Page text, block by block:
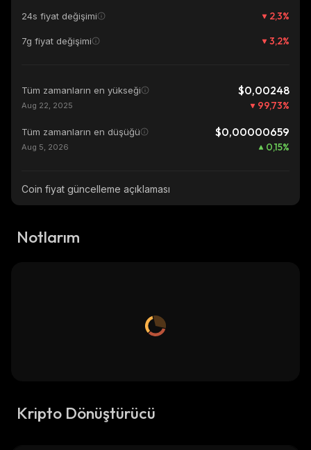
24s fiyat değişimi 2,3%
7g fiyat değişimi 3,2%
Tüm zamanların en yükseği $0,00248
Aug 22, 2025 99,73%
Tüm zamanların en düşüğü $0,00000659
Aug 5, 2026 0,15%
Coin fiyat güncelleme açıklaması
Notlarım
Kripto Dönüştürücü